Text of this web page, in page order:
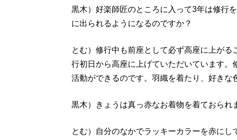
黒木）好楽師匠のところに入って3年は修行
に出られるようになるのですか？
とむ）修行中も前座として必ず高座に上が
行初日から高座に上げていただいています
活動ができるのです。羽織を着たり、好きな
黒木）きょうは真っ赤なお着物を着ておられ
とむ）自分のなかでラッキーカラーを赤にし